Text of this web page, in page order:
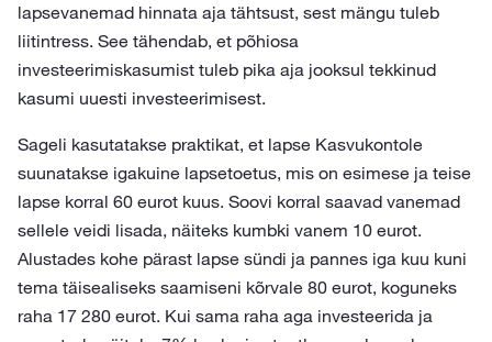
lapsevanemad hinnata aja tähtsust, sest mängu tuleb
liitintress. See tähendab, et põhiosa
investeerimiskasumist tuleb pika aja jooksul tekkinud
kasumi uuesti investeerimisest.
Sageli kasutatakse praktikat, et lapse Kasvukontole
suunatakse igakuine lapsetoetus, mis on esimese ja teise
lapse korral 60 eurot kuus. Soovi korral saavad vanemad
sellele veidi lisada, näiteks kumbki vanem 10 eurot.
Alustades kohe pärast lapse sündi ja pannes iga kuu kuni
tema täisealiseks saamiseni kõrvale 80 eurot, koguneks
raha 17 280 eurot. Kui sama raha aga investeerida ja